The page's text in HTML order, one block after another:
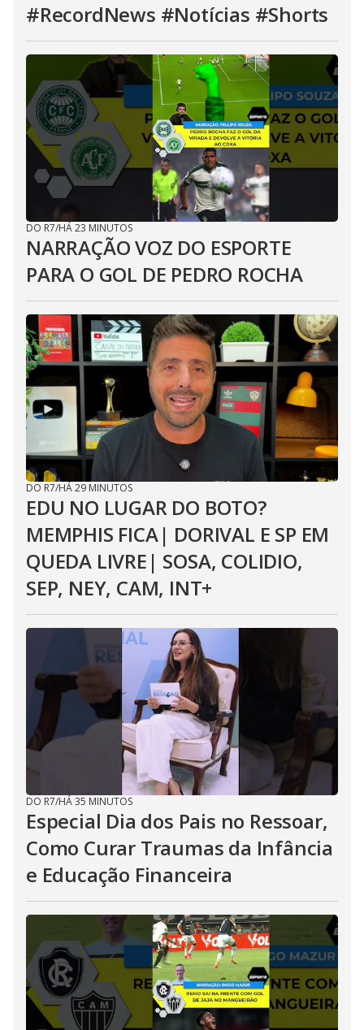
#RecordNews #Notícias #Shorts
DO R7/HÁ 23 MINUTOS
NARRAÇÃO VOZ DO ESPORTE
PARA O GOL DE PEDRO ROCHA
DO R7/HÁ 29 MINUTOS
EDU NO LUGAR DO BOTO?
MEMPHIS FICA| DORIVAL E SP EM
QUEDA LIVRE| SOSA, COLIDIO,
SEP, NEY, CAM, INT+
DO R7/HÁ 35 MINUTOS
Especial Dia dos Pais no Ressoar,
Como Curar Traumas da Infância
e Educação Financeira